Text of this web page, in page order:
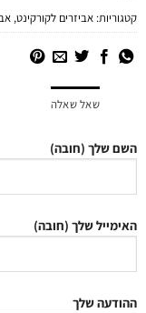
קטגוריות:אביזרים לקורקינט,
שאל שאלה
השם שלך (חובה)
האימייל שלך (חובה)
ההודעה שלך